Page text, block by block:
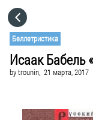
Беллетристика
Исаак Бабель
bytrounin, 21 марта, 2017